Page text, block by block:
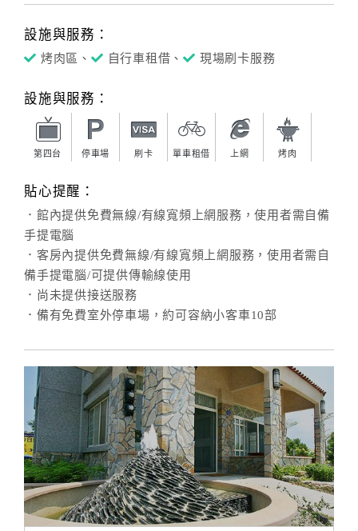
設施與服務：
烤肉區、 自行車租借、 現場刷卡服務
設施與服務：
第四台 停車場 刷卡 單車租借 上網 烤肉
貼心提醒：
．館內提供免費無線/有線寬頻上網服務，使用者需自備
手提電腦
．客房內提供免費無線/有線寬頻上網服務，使用者需自
備手提電腦/可提供傳輸線使用
．尚未提供接送服務
．備有免費室外停車場，約可容納小客車10部